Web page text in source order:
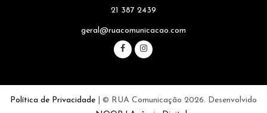
21 387 2439
geral@ruacomunicacao.com
Política de Privacidade | © RUA Comunicação 2026. Desenvolvido